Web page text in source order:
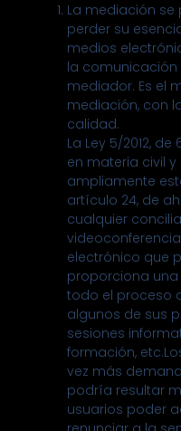
La mediación se
perder su
medios
la comunicación
mediador. Es el
mediación, con
calidad.
La Ley 5/2012,
en materia civil
ampliamente
artículo 24, de
cualquier
electrónico que
proporciona
todo el proceso
algunos de sus
sesiones
formación,
vez más
podría resultar
usuarios poder